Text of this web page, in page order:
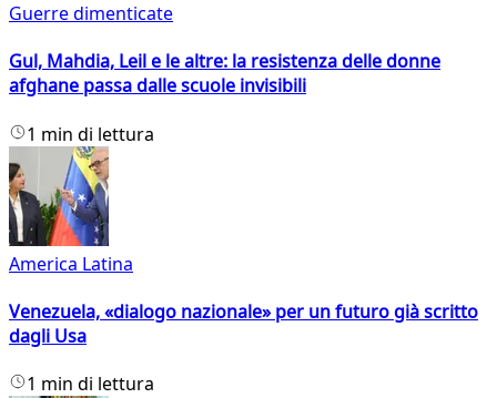
Guerre dimenticate
Gul, Mahdia, Leil e le altre: la resistenza delle donne
afghane passa dalle scuole invisibili
1 min di lettura
America Latina
Venezuela, «dialogo nazionale» per un futuro già scritto
dagli Usa
1 min di lettura